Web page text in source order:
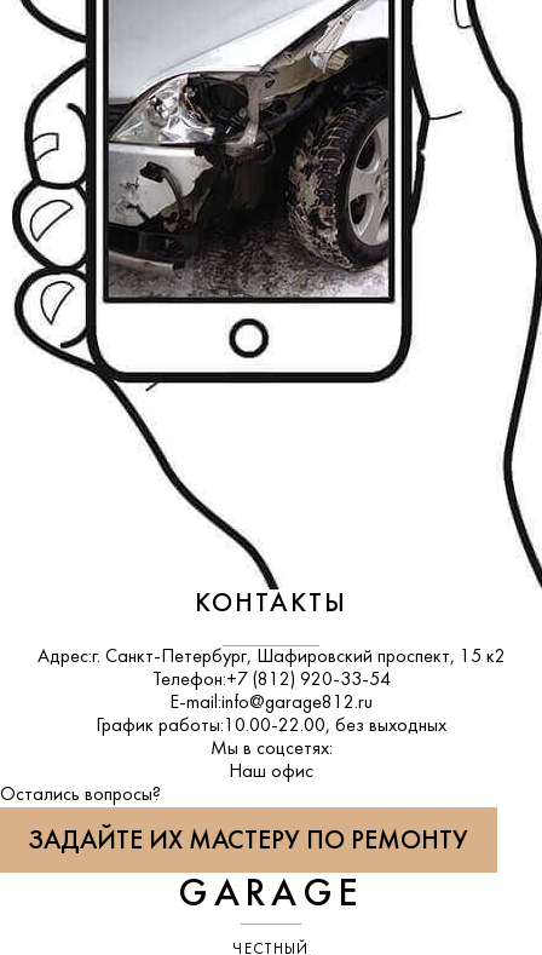
КОНТАКТЫ
Адрес:г. Санкт-Петербург, Шафировский проспект, 15 к2
Телефон:+7 (812) 920-33-54
E-mail:info@garage812.ru
График работы: 10.00-22.00, без выходных
Мы в соцсетях:
ВКонтакте
Наш офис
Остались вопросы?
ЗАДАЙТЕ ИХ МАСТЕРУ ПО РЕМОНТУ
GARAGE
ЧЕСТНЫЙ